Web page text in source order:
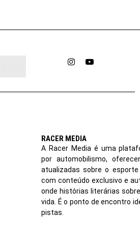
InstagramYouTube
RACER MEDIA
A Racer Media é uma
por automobilismo,
atualizadas sobre o
com conteúdo exclusivo e
onde histórias literárias
vida. É o ponto de encontro
pistas.